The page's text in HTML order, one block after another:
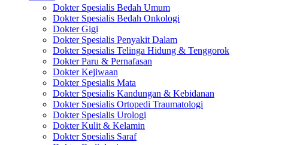
Dokter Spesialis Bedah Umum
Dokter Spesialis Bedah Onkologi
Dokter Gigi
Dokter Spesialis Penyakit Dalam
Dokter Spesialis Telinga Hidung & Tenggorok
Dokter Paru & Pernafasan
Dokter Kejiwaan
Dokter Spesialis Mata
Dokter Spesialis Kandungan & Kebidanan
Dokter Spesialis Ortopedi Traumatologi
Dokter Spesialis Urologi
Dokter Kulit & Kelamin
Dokter Spesialis Saraf